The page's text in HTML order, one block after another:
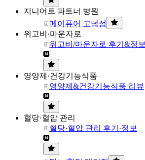
지니어트 파트너 병원
메이퓨어 고덕점
위고비·마운자로
위고비/마운자로 후기&정보
영양제·건강기능식품
영양제&건강기능식품 리뷰
혈당·혈압 관리
혈당·혈압 관리 후기·정보